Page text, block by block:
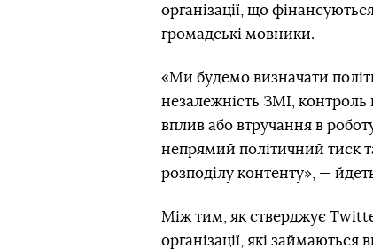
організації, що
громадські мовники.
«Ми будемо визначати
незалежність ЗМІ, контроль
вплив або втручання в
непрямий політичний тиск
розподілу контенту», —
Між тим, як стверджує
організації, які